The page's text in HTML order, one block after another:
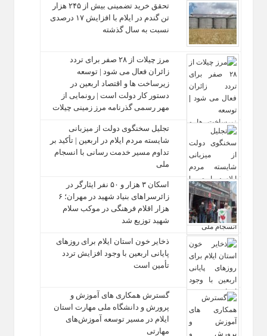
تحقق خرید تضمینی بیش از ۲۴۵ هزار
تن گندم در ایلام با افزایش ۱۷ درصدی
نسبت به سال گذشته
مرز چیلات از ۲۸ صفر برای تردد
زائران فعال می‌ شود | توسعه
زیرساخت‌ ها و اقتصاد اربعین در
دستور کار دولت است | رونمایی از
مهر رسمی گذرنامه مرز زمینی چیلات
تجلیل سخنگوی دولت از میزبانی
شایسته مردم ایلام در اربعین | تأکید بر
تداوم مسیر خدمت‌ رسانی با انسجام
ملی
اسکان ۳ هزار و ۵۰ نفر ایثارگر در
زائرسراهای بنیاد شهید در مهران؛ ۶
هزار اقلام فرهنگی در موکب سلام
شهید توزیع شد
ذخایر خون استان ایلام برای روزهای
پایانی اربعین با وجود افزایش تردد
تأمین است
گسترش همکاری‌ های آموزش و
پرورش و دانشگاه ملی مهارت استان
ایلام در مسیر توسعه آموزش‌های
مهارتی